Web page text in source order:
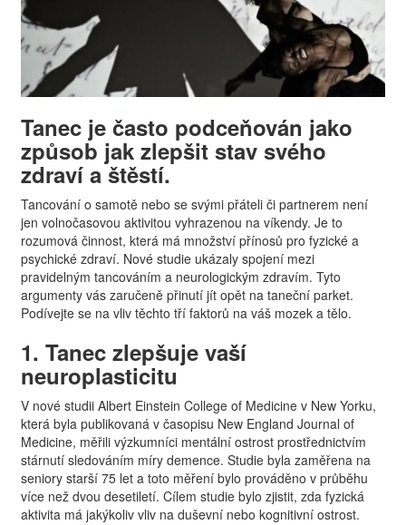
Tanec je často podceňován jako
způsob jak zlepšit stav svého
zdraví a štěstí.
Tancování o samotě nebo se svými přáteli či partnerem není
jen volnočasovou aktivitou vyhrazenou na víkendy. Je to
rozumová činnost, která má množství přínosů pro fyzické a
psychické zdraví. Nové studie ukázaly spojení mezi
pravidelným tancováním a neurologickým zdravím. Tyto
argumenty vás zaručeně přinutí jít opět na taneční parket.
Podívejte se na vliv těchto tří faktorů na váš mozek a tělo.
1. Tanec zlepšuje vaší
neuroplasticitu
V nové studii Albert Einstein College of Medicine v New Yorku,
která byla publikovaná v časopisu New England Journal of
Medicine, měřili výzkumníci mentální ostrost prostřednictvím
stárnutí sledováním míry demence. Studie byla zaměřena na
seniory starší 75 let a toto měření bylo prováděno v průběhu
více než dvou desetiletí. Cílem studie bylo zjistit, zda fyzická
aktivita má jakýkoliv vliv na duševní nebo kognitivní ostrost.